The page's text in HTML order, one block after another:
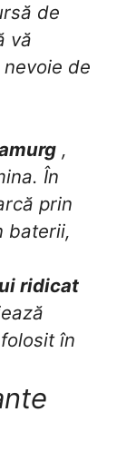
de
vă
de
,
În
prin
baterii,
ridicat
în